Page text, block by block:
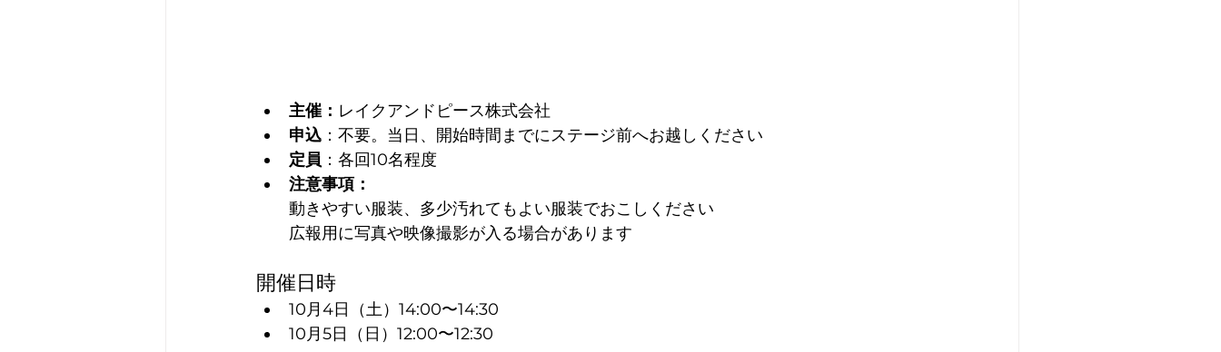
主催： レイクアンドピース株式会社
申込：不要。当日、開始時間までにステージ前へお越しください
定員 ：各回10名程度
注意事項：
動きやすい服装、多少汚れてもよい服装でおこしください
広報用に写真や映像撮影が入る場合があります
開催日時
10月4日（土）14:00〜14:30
10月5日（日）12:00〜12:30